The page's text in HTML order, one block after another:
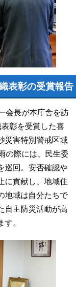
表彰の受賞報告
会長が本庁舎を訪
彰を受賞した喜
災害特別警戒区域
の際には、民生委
巡回。安否確認や
に貢献し、地域住
地域は自分たちで
自主防災活動が高
。